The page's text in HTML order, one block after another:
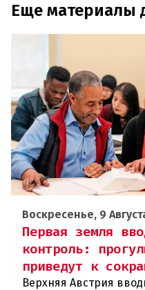
Еще материалы
Воскресенье, 9
Первая земля
контроль:
приведут к
Верхняя Австрия